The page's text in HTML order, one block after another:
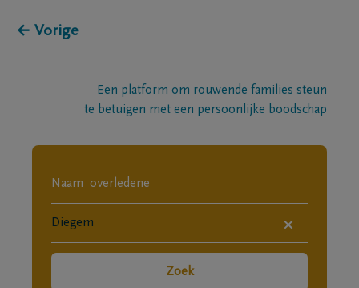
← Vorige
Een platform om rouwende families steun
te betuigen met een persoonlijke boodschap
×
Zoek